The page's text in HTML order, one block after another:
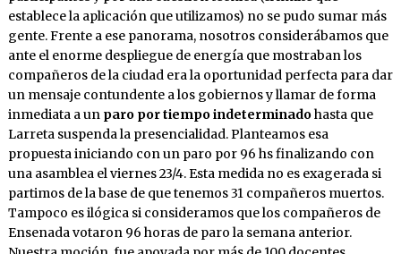
establece la aplicación que utilizamos) no se pudo sumar más
gente. Frente a ese panorama, nosotros considerábamos que
ante el enorme despliegue de energía que mostraban los
compañeros de la ciudad era la oportunidad perfecta para dar
un mensaje contundente a los gobiernos y llamar de forma
inmediata a un paro por tiempo indeterminadohasta que
Larreta suspenda la presencialidad. Planteamos esa
propuesta iniciando con un paro por 96 hs finalizando con
una asamblea el viernes 23/4. Esta medida no es exagerada si
partimos de la base de que tenemos 31 compañeros muertos.
Tampoco es ilógica si consideramos que los compañeros de
Ensenada votaron 96 horas de paro la semana anterior.